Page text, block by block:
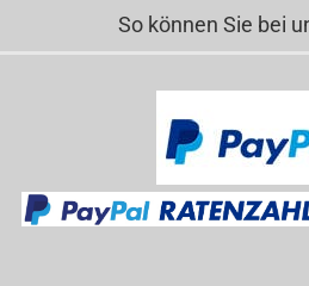
So können Sie bei